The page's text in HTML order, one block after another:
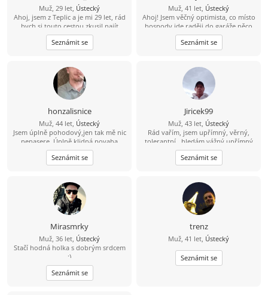
Muž, 29 let, Ústecký
Ahoj, jsem z Teplic a je mi 29 let, rád
bych si touto cestou zkusil najít
kamarádku na seznámení s vidinou
vážného vztahu po nějakém čase.
Živim se jako technik měření
cestovaní, po ČR i zahraničí, plavání,
auta, IT - stavba počítačů a celkově
nové technologie.
Seznámit se
Muž, 41 let, Ústecký
Ahoj! Jsem věčný optimista, co místo
hospody jde raději do garáže něco
vytvářet. V bytě me moc nenajdeš,
protože trávím čas v přírodě na
houbách, na rybách... Hledám tu
kam nás to zavede ????
Seznámit se
honzalisnice
Muž, 44 let, Ústecký
Jsem úplně pohodový,jen tak mě nic
nenasere. Úplně klidná povaha
Seznámit se
Jiricek99
Muž, 43 let, Ústecký
Rád vařím, jsem upřímný, věrný,
tolerantní , hledám vážný upřímný
vztah, můj kontakt je
704/538857,snad není můj
hendikepek problém se znovu
věrný, upřímný, tolerantní, mám rád
procházky,hudbu, můj kontakt je
pospajiri33@seznam.cz
účet budu rád když mi napíšeš
Seznámit se
Mirasmrky
Muž, 36 let, Ústecký
Stačí hodná holka s dobrým srdcem
:)
Seznámit se
trenz
Muž, 41 let, Ústecký
Seznámit se